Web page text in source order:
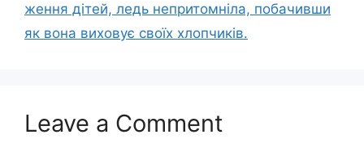
ження дітей, ледь непритомніла, побачивши
як вона виховує своїх хлопчиків.
Leave a Comment